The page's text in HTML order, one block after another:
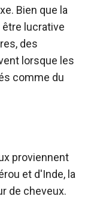
Bien que la
lucrative
des
lorsque les
comme du
proviennent
et d'Inde, la
de cheveux.